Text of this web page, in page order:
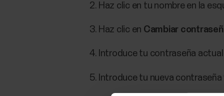
Haz clic en tu nombre en la
Haz clic en Cambiar
Introduce tu contraseña
Introduce tu nueva